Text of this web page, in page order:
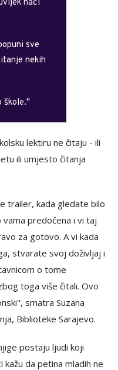
naći
sve
nekih
škole.''
lektiru ne čitaju - ili
ili umjesto čitanja
trailer, kada gledate bilo
predočena i vi taj
za gotovo. A vi kada
stvarate svoj doživljaj i
o tome
toga više čitali. Ovo
smatra Suzana
Biblioteke Sarajevo.
postaju ljudi koji
da petina mladih ne